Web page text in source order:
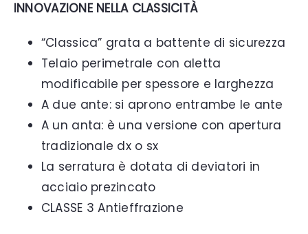
INNOVAZIONE NELLA CLASSICITÀ
“Classica” grata a battente di sicurezza
Telaio perimetrale con aletta
modificabile per spessore e larghezza
A due ante: si aprono entrambe le ante
A un anta: è una versione con apertura
tradizionale dx o sx
La serratura è dotata di deviatori in
acciaio prezincato
CLASSE 3 Antieffrazione